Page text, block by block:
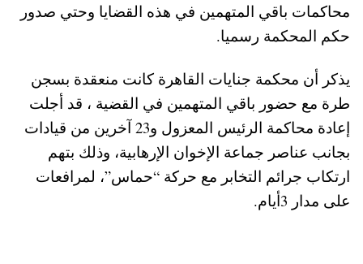
محاكمات باقي المتهمين في هذه القضايا وحتي صدور
حكم المحكمة رسميا.
يذكر أن محكمة جنايات القاهرة كانت منعقدة بسجن
طرة مع حضور باقي المتهمين في القضية ، قد أجلت
إعادة محاكمة الرئيس المعزول و23 آخرين من قيادات
بجانب عناصر جماعة الإخوان الإرهابية، وذلك بتهم
ارتكاب جرائم التخابر مع حركة “حماس”، لمرافعات
على مدار 3أيام.